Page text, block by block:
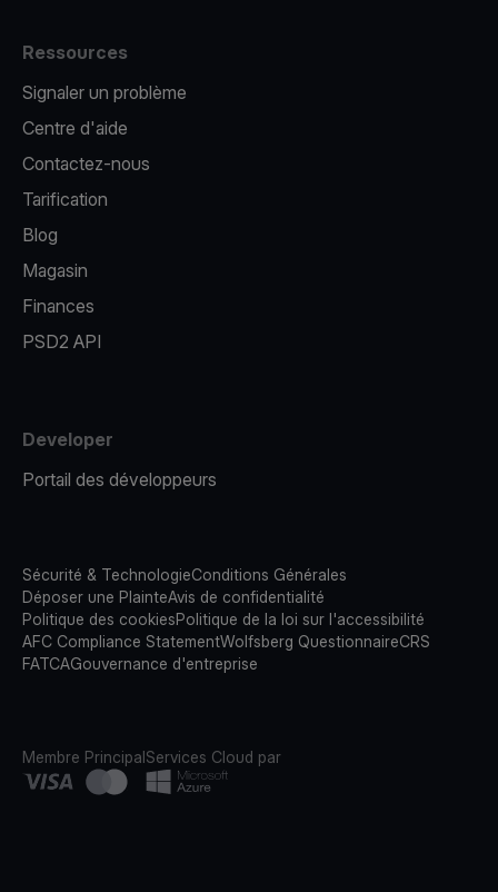
Ressources
Signaler un problème
Centre d'aide
Contactez-nous
Tarification
Blog
Magasin
Finances
PSD2 API
Developer
Portail des développeurs
Sécurité & TechnologieConditions Générales
Déposer une PlainteAvis de confidentialité
Politique des cookiesPolitique de la loi sur l'accessibilité
AFC Compliance StatementWolfsberg QuestionnaireCRS
FATCAGouvernance d'entreprise
Membre PrincipalServices Cloud par